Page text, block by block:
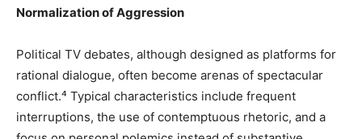
Normalization of Aggression
Political TV debates, although designed as platforms for
rational dialogue, often become arenas of spectacular
conflict.⁴ Typical characteristics include frequent
interruptions, the use of contemptuous rhetoric, and a